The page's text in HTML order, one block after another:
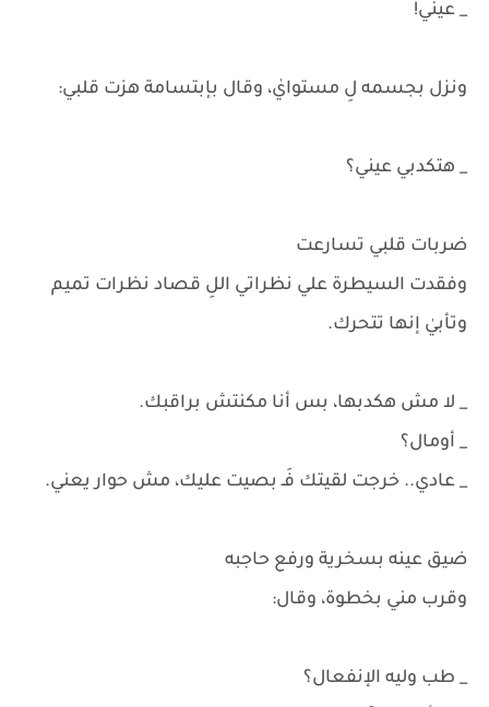
_ عيني!
ونزل بجسمه لِ مستوايٰ، وقال بإبتسامة هزت قلبي:
_ هتكدبي عيني؟
ضربات قلبي تسارعت
وفقدت السيطرة علي نظراتي اللِ قصاد نظرات تميم
وتأبيٰ إنها تتحرك.
_ لا مش هكدبها، بس أنا مكنتش براقبك.
_ أومال؟
_ عادي.. خرجت لقيتك فَـ بصيت عليك، مش حوار يعني.
ضيق عينه بسخرية ورفع حاجبه
وقرب مني بخطوة، وقال:
_ طب وليه الإنفعال؟